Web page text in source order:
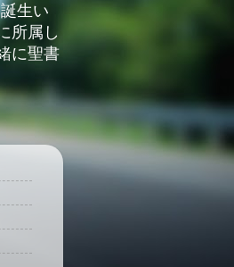
生い
所属し
に聖書